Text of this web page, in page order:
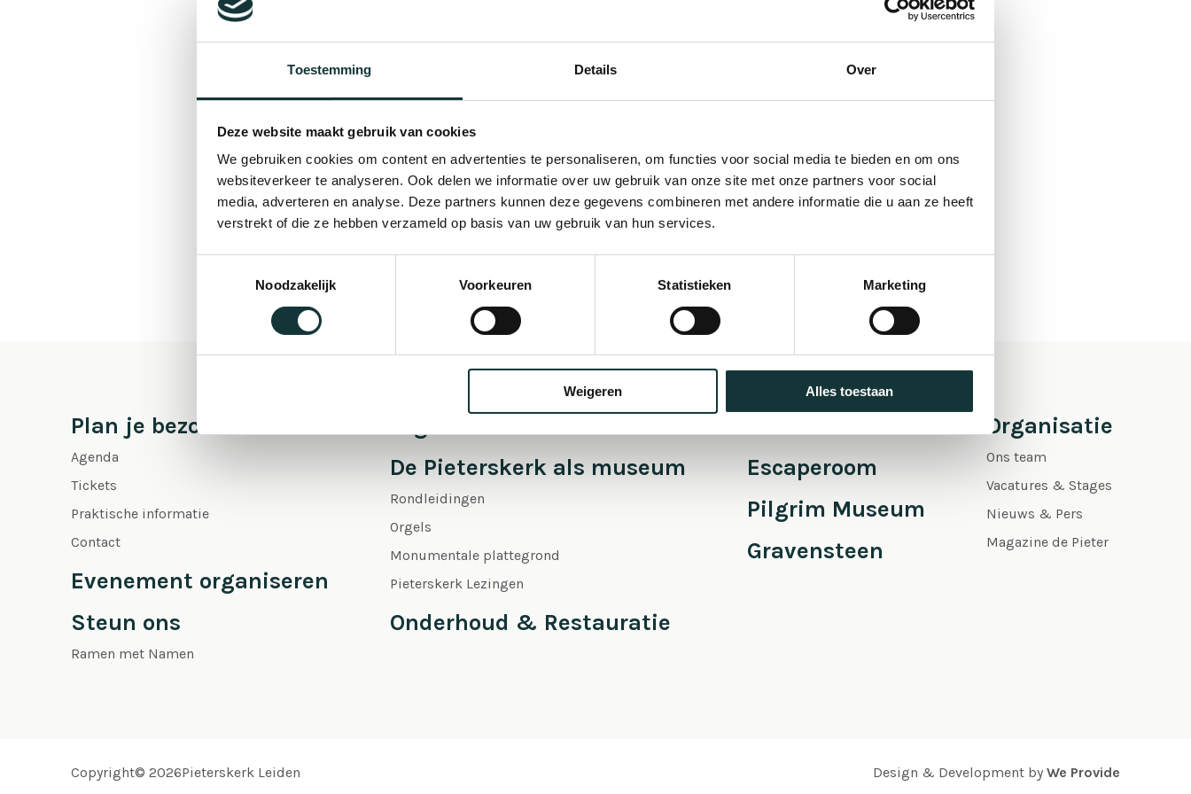
Toestemming Details Over
Deze website maakt gebruik van cookies
We gebruiken cookies om content en advertenties te personaliseren, om functies voor social media te bieden en om ons
websiteverkeer te analyseren. Ook delen we informatie over uw gebruik van onze site met onze partners voor social
media, adverteren en analyse. Deze partners kunnen deze gegevens combineren met andere informatie die u aan ze heeft
verstrekt of die ze hebben verzameld op basis van uw gebruik van hun services.
Noodzakelijk
Voorkeuren Statistieken Marketing
Weigeren Alles toestaan
Bekijk alle blogberichten
Plan je bezoek
Agenda
Tickets
Praktische informatie
Contact
Evenement organiseren
Steun ons
Ramen met Namen
De Pieterskerk als museum
Rondleidingen
Orgels
Monumentale plattegrond
Pieterskerk Lezingen
Onderhoud & Restauratie
Escaperoom
Pilgrim Museum
Gravensteen
Organisatie
Ons team
Vacatures & Stages
Nieuws & Pers
Magazine de Pieter
Copyright© 2026Pieterskerk Leiden Design & Development by We Provide